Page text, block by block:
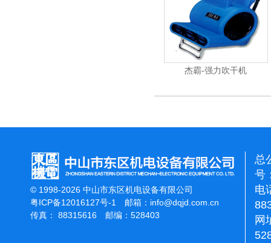
杰霸-强力吹干机
© 1998-2026 中山市东区机电设备有限公司
粤ICP备12016127号-1
邮箱： info@dqjd.com.cn
传真： 88315616 邮编：528403
总
号
电
网